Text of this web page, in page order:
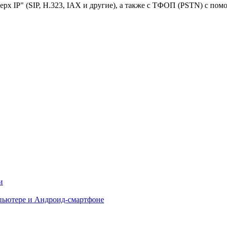
IP" (SIP, H.323, IAX и другие), а также с ТФОП (PSTN) с
и Андроид-смартфоне